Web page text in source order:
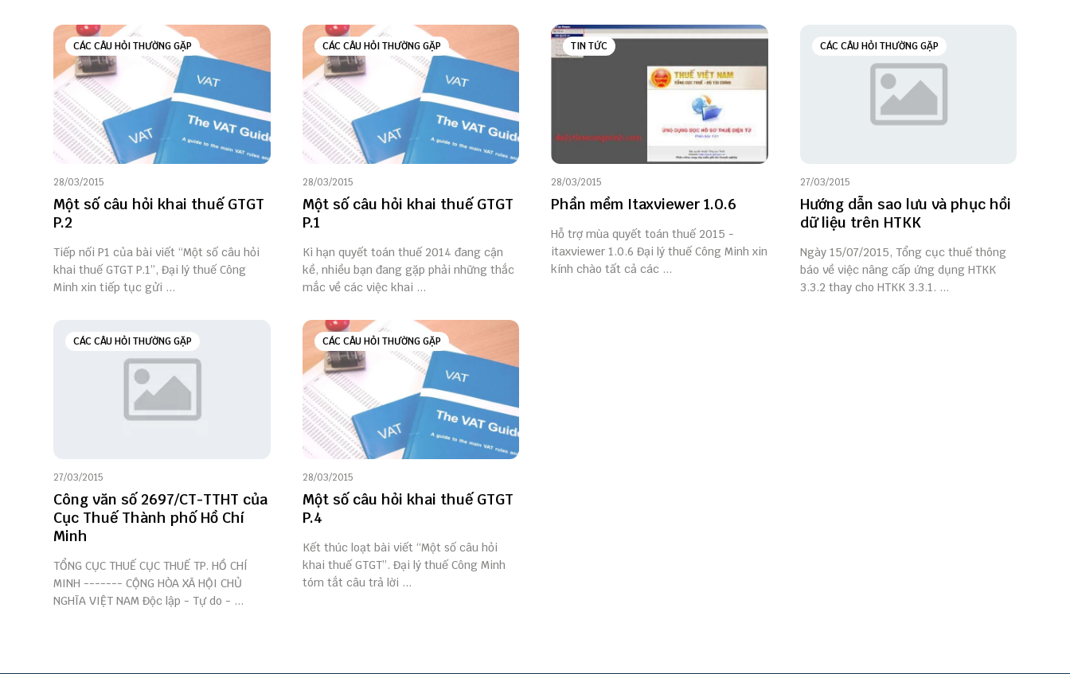
CÁC CÂU HỎI THƯỜNG GẶP
28/03/2015
Một số câu hỏi khai thuế GTGT
P.2
Tiếp nối P1 của bài viết “Một số câu hỏi
khai thuế GTGT P.1”, Đại lý thuế Công
Minh xin tiếp tục gửi ...
CÁC CÂU HỎI THƯỜNG GẶP
28/03/2015
Một số câu hỏi khai thuế GTGT
P.1
Kì hạn quyết toán thuế 2014 đang cận
kề, nhiều bạn đang gặp phải những thắc
mắc về các việc khai ...
TIN TỨC
28/03/2015
Phần mềm Itaxviewer 1.0.6
Hỗ trợ mùa quyết toán thuế 2015 -
itaxviewer 1.0.6 Đại lý thuế Công Minh xin
kính chào tất cả các ...
CÁC CÂU HỎI THƯỜNG GẶP
27/03/2015
Hướng dẫn sao lưu và phục hồi
dữ liệu trên HTKK
Ngày 15/07/2015, Tổng cục thuế thông
báo về việc nâng cấp ứng dụng HTKK
3.3.2 thay cho HTKK 3.3.1. ...
CÁC CÂU HỎI THƯỜNG GẶP
27/03/2015
Công văn số 2697/CT-TTHT của
Cục Thuế Thành phố Hồ Chí
Minh
TỔNG CỤC THUẾ CỤC THUẾ TP. HỒ CHÍ
MINH ------- CỘNG HÒA XÃ HỘI CHỦ
NGHĨA VIỆT NAM Độc lập - Tự do - ...
CÁC CÂU HỎI THƯỜNG GẶP
28/03/2015
Một số câu hỏi khai thuế GTGT
P.4
Kết thúc loạt bài viết “Một số câu hỏi
khai thuế GTGT”. Đại lý thuế Công Minh
tóm tắt câu trả lời ...